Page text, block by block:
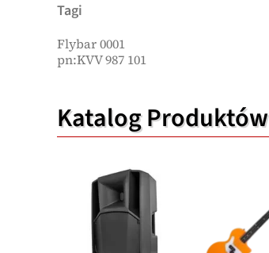
Tagi
Flybar 0001
pn:KVV 987 101
Katalog Produktów